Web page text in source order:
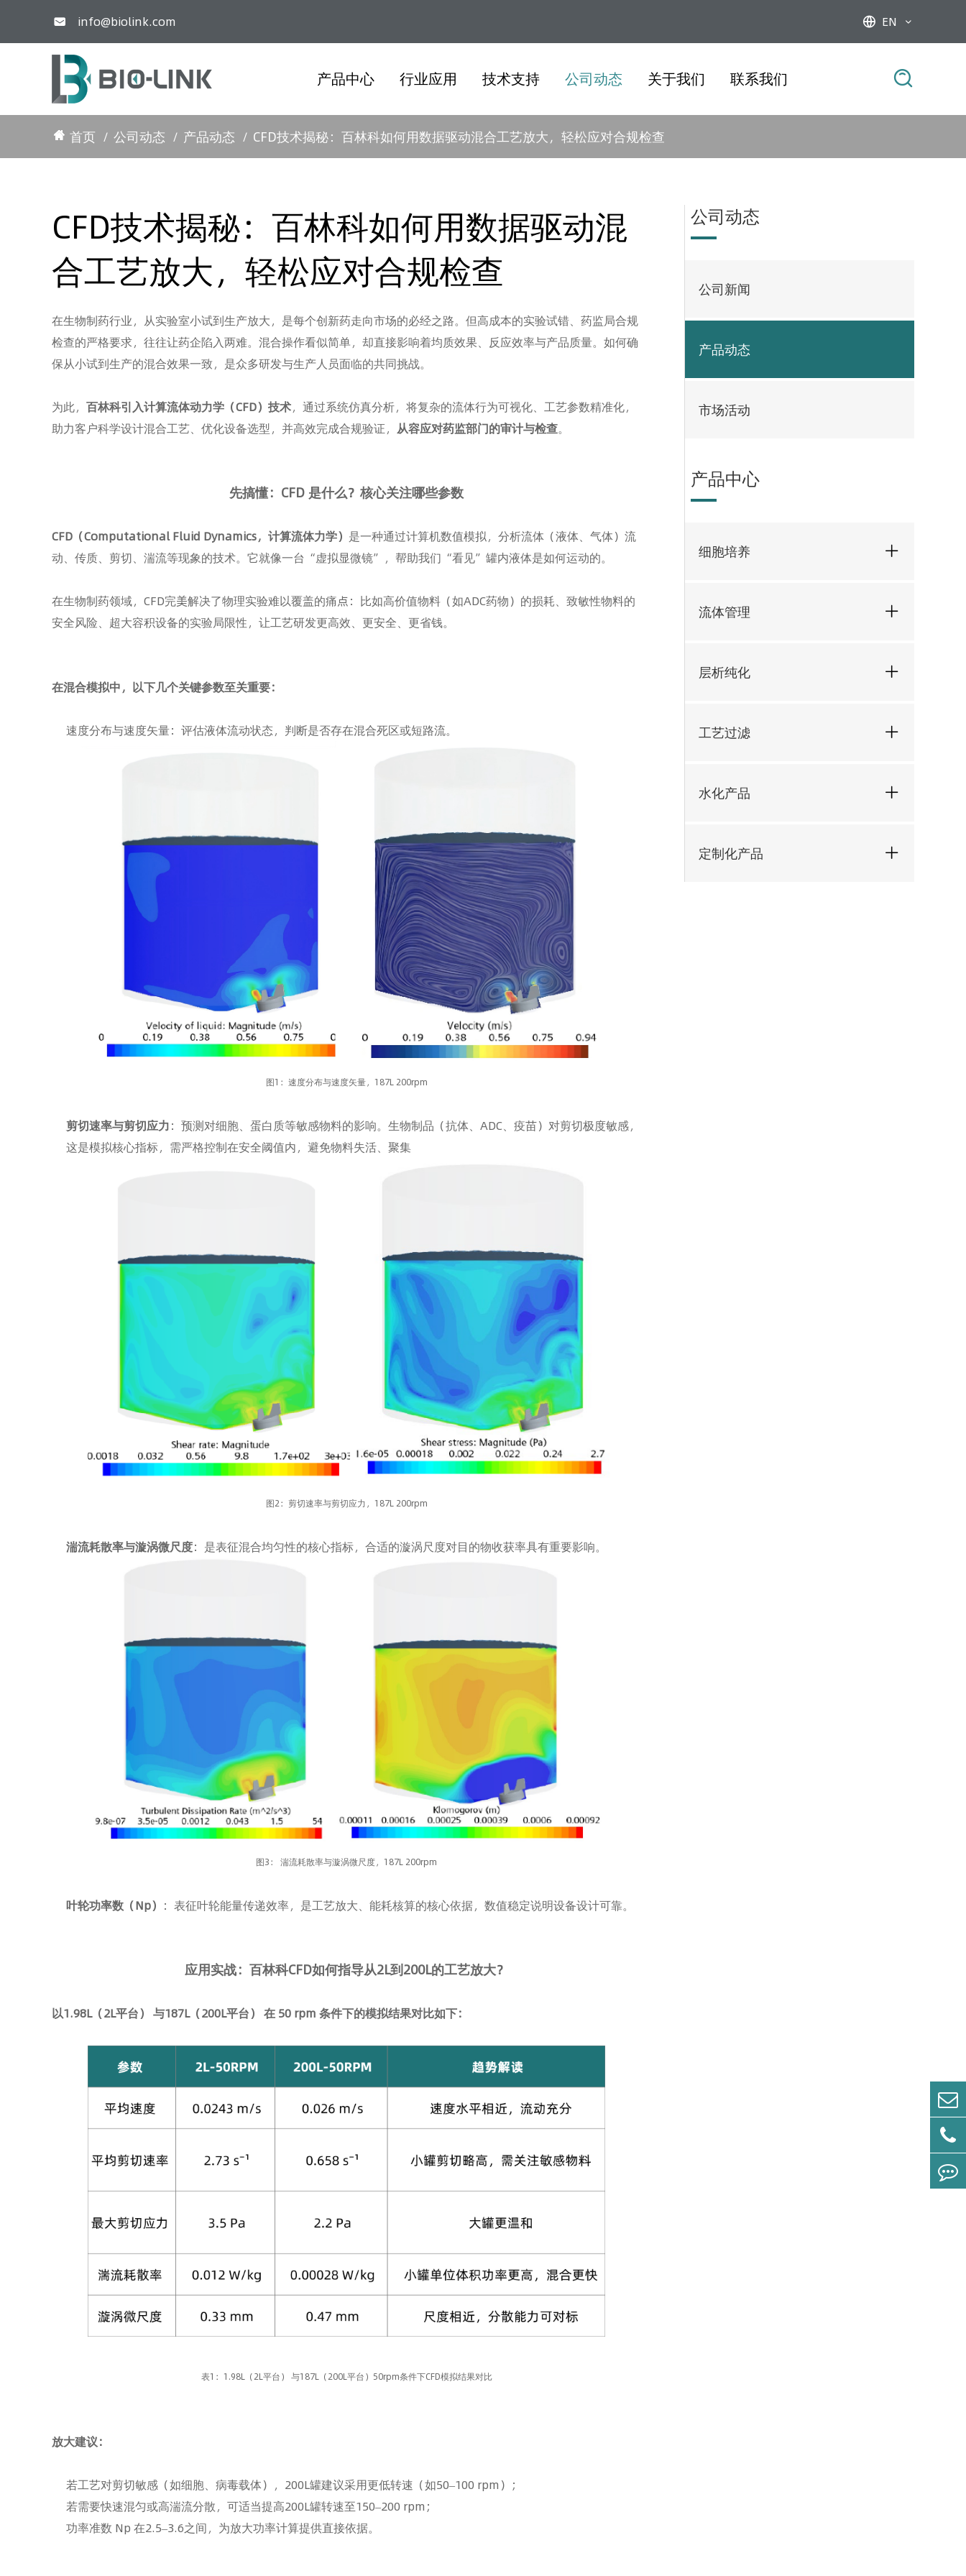
 info@biolink.com  EN 
产品中心 行业应用 技术支持 公司动态 关于我们 联系我们 
首页 公司动态 产品动态 CFD技术揭秘：百林科如何用数据驱动混合工艺放大，轻松应对合规检查
CFD技术揭秘：百林科如何用数据驱动混
合工艺放大，轻松应对合规检查
在生物制药行业，从实验室小试到生产放大，是每个创新药走向市场的必经之路。但高成本的实验试错、药监局合规
检查的严格要求，往往让药企陷入两难。混合操作看似简单，却直接影响着均质效果、反应效率与产品质量。如何确
保从小试到生产的混合效果一致，是众多研发与生产人员面临的共同挑战。
为此， 百林科引入计算流体动力学（CFD）技术，通过系统仿真分析，将复杂的流体行为可视化、工艺参数精准化，
助力客户科学设计混合工艺、优化设备选型，并高效完成合规验证， 从容应对药监部门的审计与检查。
先搞懂：CFD 是什么？核心关注哪些参数
CFD（Computational Fluid Dynamics，计算流体力学） 是一种通过计算机数值模拟，分析流体（液体、气体）流
动、传质、剪切、湍流等现象的技术。它就像一台“虚拟显微镜”，帮助我们“看见”罐内液体是如何运动的。
在生物制药领域，CFD完美解决了物理实验难以覆盖的痛点：比如高价值物料（如ADC药物）的损耗、致敏性物料的
安全风险、超大容积设备的实验局限性，让工艺研发更高效、更安全、更省钱。
在混合模拟中，以下几个关键参数至关重要：
速度分布与速度矢量：评估液体流动状态，判断是否存在混合死区或短路流。
图1：速度分布与速度矢量，187L 200rpm
剪切速率与剪切应力：预测对细胞、蛋白质等敏感物料的影响。生物制品（抗体、ADC、疫苗）对剪切极度敏感，
这是模拟核心指标，需严格控制在安全阈值内，避免物料失活、聚集
图2：剪切速率与剪切应力，187L 200rpm
湍流耗散率与漩涡微尺度：是表征混合均匀性的核心指标，合适的漩涡尺度对目的物收获率具有重要影响。
图3： 湍流耗散率与漩涡微尺度，187L 200rpm
叶轮功率数（Np） ：表征叶轮能量传递效率，是工艺放大、能耗核算的核心依据，数值稳定说明设备设计可靠。
应用实战： 百林科CFD如何指导从2L到200L的工艺放大？
以1.98L（2L平台） 与187L（200L平台） 在 50 rpm 条件下的模拟结果对比如下：
表1：1.98L（2L平台） 与187L（200L平台）50rpm条件下CFD模拟结果对比
放大建议：
若工艺对剪切敏感（如细胞、病毒载体），200L罐建议采用更低转速（如50–100 rpm）；
若需要快速混匀或高湍流分散，可适当提高200L罐转速至150–200 rpm；
功率准数 Np 在2.5–3.6之间，为放大功率计算提供直接依据。
公司动态
公司新闻
产品动态
市场活动
产品中心
细胞培养
流体管理
层析纯化
工艺过滤
水化产品
定制化产品